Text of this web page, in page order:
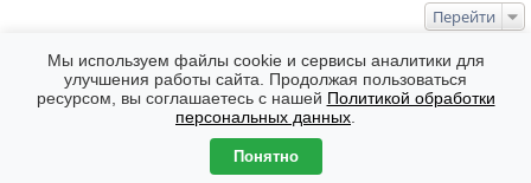
Перейти
КТО СЕЙЧАС НА ФОРУМЕ
Сейчас эту тему просматривают: Нет
Часовой пояс: GMT + 7
phpBB ® Forum Software © phpBB Limited
Мы используем файлы cookie и сервисы аналитики для
улучшения работы сайта. Продолжая пользоваться
ресурсом, вы соглашаетесь с нашей Политикой обработки
персональных данных
Понятно